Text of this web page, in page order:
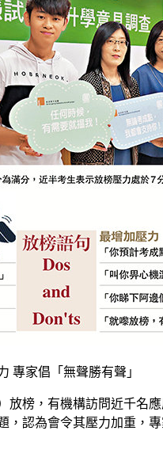
專家倡「無聲勝有聲」
放榜，有機構訪問近千名
，認為會令其壓力加重